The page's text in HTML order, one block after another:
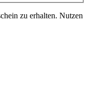
zu erhalten. Nutzen